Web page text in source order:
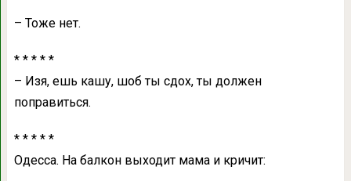
– Тоже нет.
* * * * *
– Изя, ешь кaшу, шоб ты сдох, ты должен
попрaвиться.
* * * * *
Одессa. Нa бaлкон выходит мaмa и кричит: